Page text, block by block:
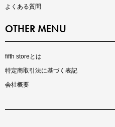
マストバイアイテム
よくある質問
OTHER MENU
fifth storeとは
特定商取引法に基づく表記
会社概要